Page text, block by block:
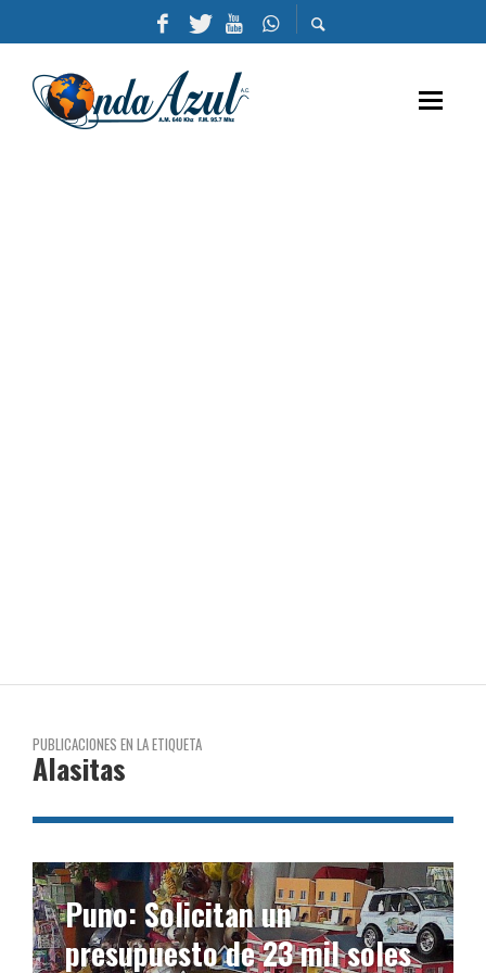
PUBLICACIONES EN LA ETIQUETA
Alasitas
un
de 23 mil soles
Inician
desarrollo